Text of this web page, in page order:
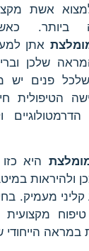
אשת
ביותר.
אתן
שלכן
פנים יש
הטיפולית
היא כזו
ולהיראות
קליני מעמיק.
מקצועית
במראה